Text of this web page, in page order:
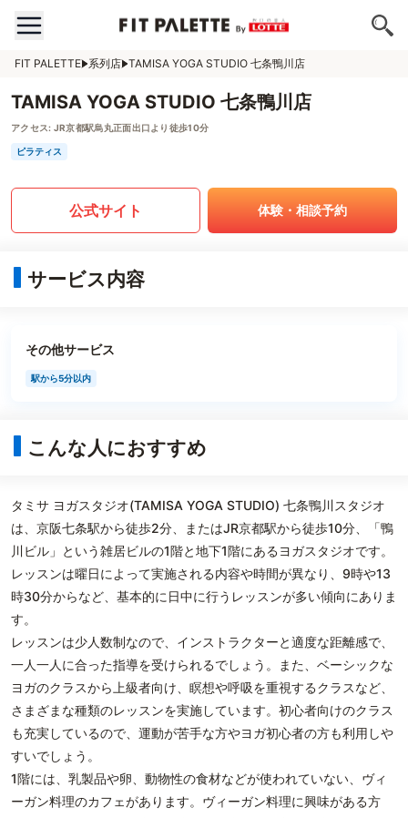
FIT PALETTE 系列店 TAMISA YOGA STUDIO 七条鴨川店
TAMISA YOGA STUDIO 七条鴨川店
アクセス: JR京都駅烏丸正面出口より徒歩10分
ピラティス
公式サイト 体験・相談予約
サービス内容
その他サービス
駅から5分以内
こんな人におすすめ
タミサ ヨガスタジオ(TAMISA YOGA STUDIO) 七条鴨川スタジオ
は、京阪七条駅から徒歩2分、またはJR京都駅から徒歩10分、「鴨
川ビル」という雑居ビルの1階と地下1階にあるヨガスタジオです。
レッスンは曜日によって実施される内容や時間が異なり、9時や13
時30分からなど、基本的に日中に行うレッスンが多い傾向にありま
す。
レッスンは少人数制なので、インストラクターと適度な距離感で、
一人一人に合った指導を受けられるでしょう。また、ベーシックな
ヨガのクラスから上級者向け、瞑想や呼吸を重視するクラスなど、
さまざまな種類のレッスンを実施しています。初心者向けのクラス
も充実しているので、運動が苦手な方やヨガ初心者の方も利用しや
すいでしょう。
1階には、乳製品や卵、動物性の食材などが使われていない、ヴィ
ーガン料理のカフェがあります。ヴィーガン料理に興味がある方